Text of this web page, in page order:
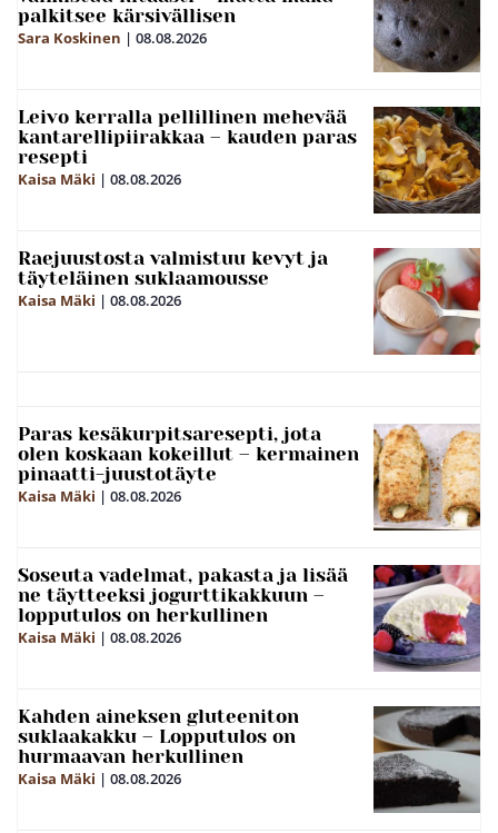
palkitsee kärsivällisen
Sara Koskinen | 08.08.2026
Leivo kerralla pellillinen mehevää
kantarellipiirakkaa – kauden paras
resepti
Kaisa Mäki | 08.08.2026
Raejuustosta valmistuu kevyt ja
täyteläinen suklaamousse
Kaisa Mäki | 08.08.2026
Paras kesäkurpitsaresepti, jota
olen koskaan kokeillut – kermainen
pinaatti-juustotäyte
Kaisa Mäki | 08.08.2026
Soseuta vadelmat, pakasta ja lisää
ne täytteeksi jogurttikakkuun –
lopputulos on herkullinen
Kaisa Mäki | 08.08.2026
Kahden aineksen gluteeniton
suklaakakku – Lopputulos on
hurmaavan herkullinen
Kaisa Mäki | 08.08.2026